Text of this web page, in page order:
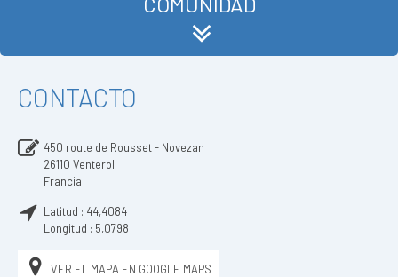
CONTACTO
450 route de Rousset - Novezan
26110 Venterol
Francia
Latitud : 44,4084
Longitud : 5,0798
VER EL MAPA EN GOOGLE MAPS